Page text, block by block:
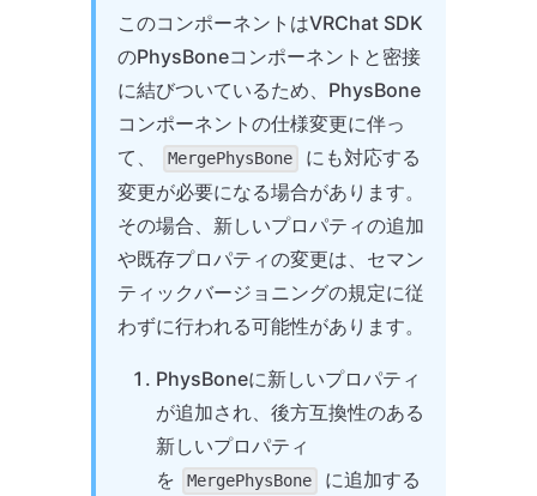
このコンポーネントはVRChat SDK
のPhysBoneコンポーネントと密接
に結びついているため、PhysBone
コンポーネントの仕様変更に伴っ
て、
MergePhysBone
にも対応する
変更が必要になる場合があります。
その場合、新しいプロパティの追加
や既存プロパティの変更は、セマン
ティックバージョニングの規定に従
わずに行われる可能性があります。
PhysBoneに新しいプロパティ
が追加され、後方互換性のある
新しいプロパティ
を
MergePhysBone
に追加する